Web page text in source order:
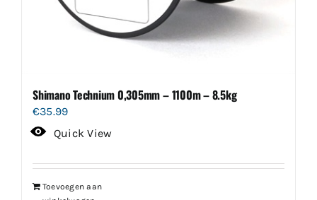
Shimano Technium 0,305mm – 1100m – 8.5kg
€35.99
Quick View
Toevoegen aan